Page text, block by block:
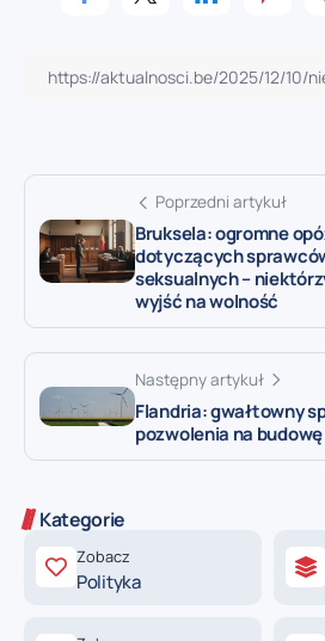
Poprzedni artykuł
Bruksela: ogromne
dotyczących
seksualnych –
wyjść na wolność
Następny artykuł
Flandria: gwałtowny
pozwolenia na
Kategorie
Zobacz
Polityka